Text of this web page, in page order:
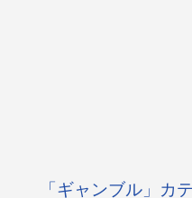
「ギャンブル」カ